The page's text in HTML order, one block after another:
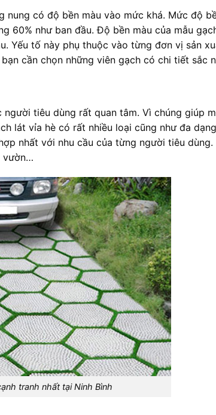
nung có độ bền màu vào mức khá. Mức độ
60% như ban đầu. Độ bền màu của mẫu
Yếu tố này phụ thuộc vào từng đơn vị sản
cần chọn những viên gạch có chi tiết sắc
tiêu dùng rất quan tâm. Vì chúng giúp
lát vỉa hè có rất nhiều loại cũng như đa
nhất với nhu cầu của từng người tiêu dùng.
vườn…
tranh nhất tại Ninh Bình